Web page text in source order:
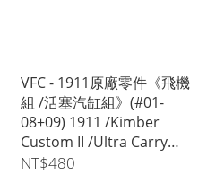
VFC - 1911原廠零件《飛機
組 /活塞汽缸組》(#01-
08+09) 1911 /Kimber
Custom II /Ultra Carry
VGC9PIS000
NT$480